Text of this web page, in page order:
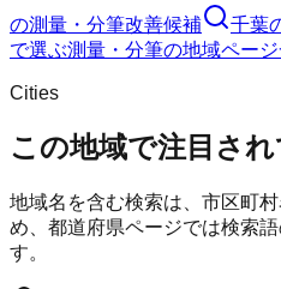
の測量・分筆改善候補
千葉
で選ぶ測量・分筆の地域ペー
Cities
この地域で注目さ
地域名を含む検索は、市区町
め、都道府県ページでは検索
す。